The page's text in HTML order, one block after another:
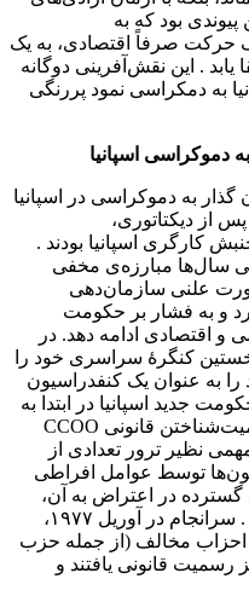
بود که به
حرکت صرفاً اقتصادی، به یک
. این نقش‌آفرینی دوگانه
به دمکراسی نمود پررنگی
دموکراسی اسپانیا
در نوامبر ۱۹۷۵، دوران گذار به دموکراسی در اسپانیا
از دیکتاتوری،
کارگری اسپانیا بودند .
سال‌ها مبارزه‌ی مخفی
علنی سازمان‌دهی
و به فشار بر حکومت
و اقتصادی ادامه دهد. در
نخستین کنگرهٔ سراسری خود را
را به عنوان یک کنفدراسیون
جدید اسپانیا در ابتدا به
علت برچسب «کمونیستی» از به‌رسمیت‌شناختن قانونی CCOO
نظیر ترور تعدادی از
توسط عوامل افراطی
و اعتصابات گسترده در اعتراض به آن،
حکومت را ناچار به تغییر رویکرد کرد . سرانجام در آوریل ۱۹۷۷،
احزاب مخالف (از جمله حزب
قانونی یافتند و